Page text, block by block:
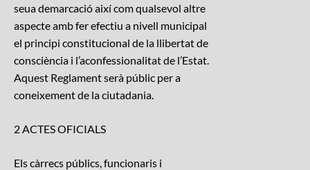
seua demarcació així com qualsevol altre
aspecte amb fer efectiu a nivell municipal
el principi constitucional de la llibertat de
consciència i l’aconfessionalitat de l’Estat.
Aquest Reglament serà públic per a
coneixement de la ciutadania.
2 ACTES OFICIALS
Els càrrecs públics, funcionaris i